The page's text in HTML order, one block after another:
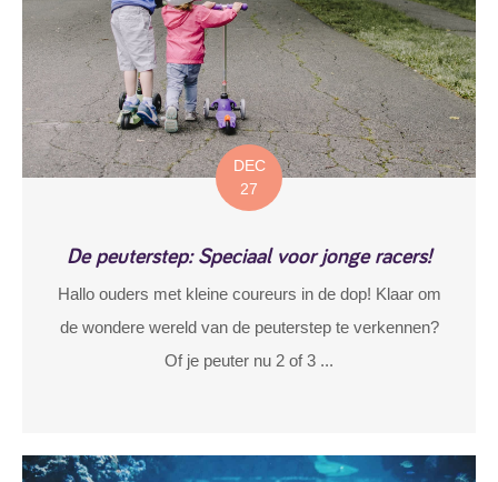
DEC
27
De peuterstep: Speciaal voor jonge racers!
Hallo ouders met kleine coureurs in de dop! Klaar om
de wondere wereld van de peuterstep te verkennen?
Of je peuter nu 2 of 3 ...